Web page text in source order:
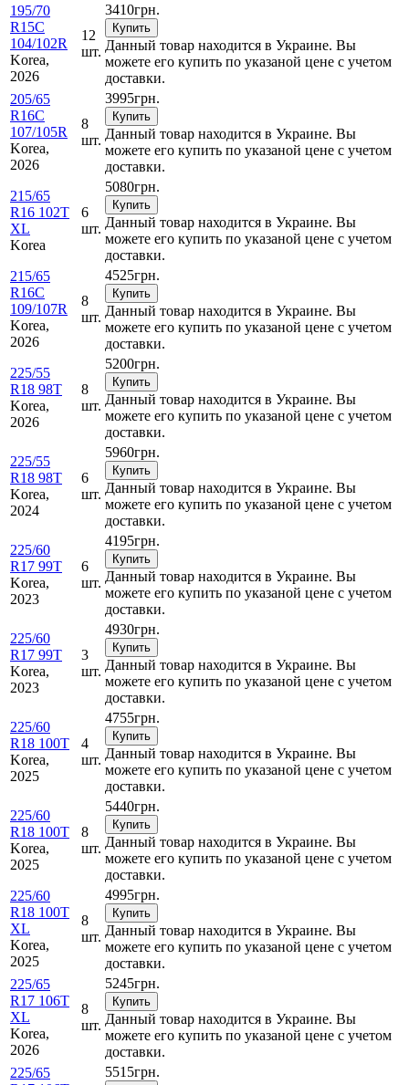
195/70
R15C
104/102R
Korea,
2026
12
шт.
3410грн.
Купить
Данный товар находится в Украине. Вы
можете его купить по указаной цене с учетом
доставки.
205/65
R16C
107/105R
Korea,
2026
8
шт.
3995грн.
Купить
Данный товар находится в Украине. Вы
можете его купить по указаной цене с учетом
доставки.
215/65
R16 102T
XL
Korea
6
шт.
5080грн.
Купить
Данный товар находится в Украине. Вы
можете его купить по указаной цене с учетом
доставки.
215/65
R16C
109/107R
Korea,
2026
8
шт.
4525грн.
Купить
Данный товар находится в Украине. Вы
можете его купить по указаной цене с учетом
доставки.
225/55
R18 98T
Korea,
2026
8
шт.
5200грн.
Купить
Данный товар находится в Украине. Вы
можете его купить по указаной цене с учетом
доставки.
225/55
R18 98T
Korea,
2024
6
шт.
5960грн.
Купить
Данный товар находится в Украине. Вы
можете его купить по указаной цене с учетом
доставки.
225/60
R17 99T
Korea,
2023
6
шт.
4195грн.
Купить
Данный товар находится в Украине. Вы
можете его купить по указаной цене с учетом
доставки.
225/60
R17 99T
Korea,
2023
3
шт.
4930грн.
Купить
Данный товар находится в Украине. Вы
можете его купить по указаной цене с учетом
доставки.
225/60
R18 100T
Korea,
2025
4
шт.
4755грн.
Купить
Данный товар находится в Украине. Вы
можете его купить по указаной цене с учетом
доставки.
225/60
R18 100T
Korea,
2025
8
шт.
5440грн.
Купить
Данный товар находится в Украине. Вы
можете его купить по указаной цене с учетом
доставки.
225/60
R18 100T
XL
Korea,
2025
8
шт.
4995грн.
Купить
Данный товар находится в Украине. Вы
можете его купить по указаной цене с учетом
доставки.
225/65
R17 106T
XL
Korea,
2026
8
шт.
5245грн.
Купить
Данный товар находится в Украине. Вы
можете его купить по указаной цене с учетом
доставки.
225/65
5515грн.